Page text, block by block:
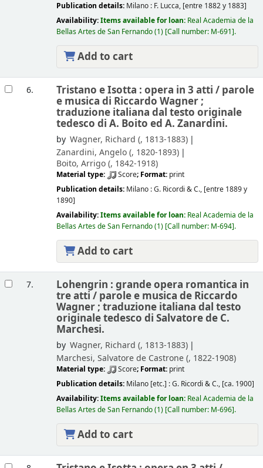
Publication details: Milano : F. Lucca, [entre 1882 y 1883]
Availability:Items available for loan: Real Academia de la
Bellas Artes de San Fernando(1) Call number: M-691 .
Add to cart
6. Tristano e Isotta : opera in 3 atti / parole
e musica di Riccardo Wagner ;
traduzione italiana dal testo originale
tedesco di A. Boito ed A. Zanardini.
by Wagner, Richard (, 1813-1883)
Zanardini, Angelo (, 1820-1893)
Boito, Arrigo (, 1842-1918)
Material type: Score; Format: print
Publication details: Milano :G. Ricordi & C., [entre 1889 y
1890]
Availability:Items available for loan: Real Academia de la
Bellas Artes de San Fernando(1) Call number: M-694 .
Add to cart
7. Lohengrin : grande opera romantica in
tre atti / parole e musica de Riccardo
Wagner ; traduzione italiana dal testo
originale tedesco di Salvatore de C.
Marchesi.
by Wagner, Richard (, 1813-1883)
Marchesi, Salvatore de Castrone (, 1822-1908)
Material type: Score; Format: print
Publication details: Milano [etc.] :G. Ricordi & C., [ca. 1900]
Availability:Items available for loan: Real Academia de la
Bellas Artes de San Fernando(1) Call number: M-696 .
Add to cart